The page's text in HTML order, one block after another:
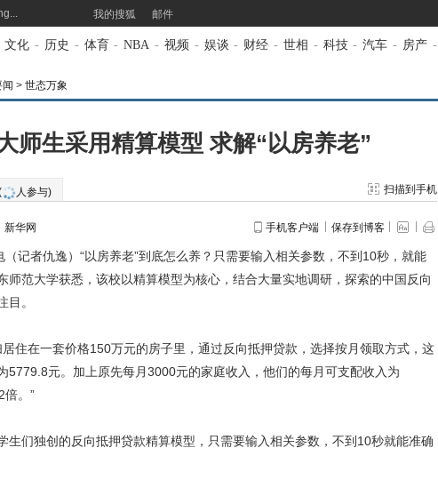
我的搜狐 邮件
文化 - 历史 - 体育 - NBA - 视频 - 娱谈 - 财经 - 世相 - 科技 - 汽车 - 房产 -
闻 > 世态万象
师生采用精算模型 求解“以房养老”
人参与) 扫描到手机
新华网 手机客户端 保存到博客
者仇逸）“以房养老”到底怎么养？只需要输入相关参数，不到10秒，就能
师范大学获悉，该校以精算模型为核心，结合大量实地调研，探索的中国反向
目。
在一套价格150万元的房子里，通过反向抵押贷款，选择按月领取方式，这
5779.8元。加上原先每月3000元的家庭收入，他们的每月可支配收入为
倍。”
们独创的反向抵押贷款精算模型，只需要输入相关参数，不到10秒就能准确